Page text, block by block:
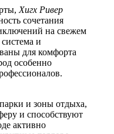
Хигх Ривер
сочетания
на свежем
и
для комфорта
особенно
и зоны отдыха,
и способствуют
активно